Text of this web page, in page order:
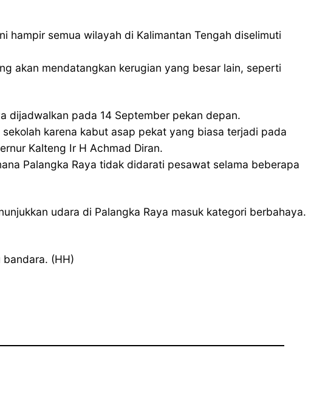
hampir semua wilayah di Kalimantan Tengah diselimuti
akan mendatangkan kerugian yang besar lain, seperti
dijadwalkan pada 14 September pekan depan.
karena kabut asap pekat yang biasa terjadi pada
Kalteng Ir H Achmad Diran.
Palangka Raya tidak didarati pesawat selama beberapa
udara di Palangka Raya masuk kategori berbahaya.
(HH)